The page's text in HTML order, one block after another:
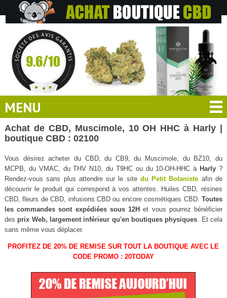
MENU
Achat de CBD, Muscimole, 10 OH HHC à Harly |
boutique CBD : 02100
Vous désirez acheter du CBD, du CB9, du Muscimole, du BZ10, du
MCPB, du VMAC, du THV N10, du T9HC ou du 10-OH-HHC à Harly ?
Rendez-vous sans plus attendre sur le site du Petit Botaniste afin de
découvrir le produit qui correspond à vos attentes. Huiles CBD, résines
CBD, fleurs de CBD, infusions CBD ou encore cosmétiques CBD.Toutes
les commandes sont expédiées sous 12H et vous pourrez bénéficier
des prix Web, largement inférieur qu'en boutiques physiques . Et cela
sans même vous déplacer.
PROFITEZ DE 20% DE REMISE SUR TOUT LA BOUTIQUE AVEC LE
CODE PROMO : 20TODAY